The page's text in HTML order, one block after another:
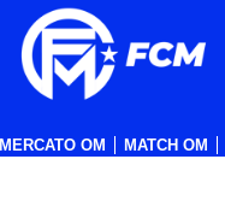
MERCATO OM MATCH OM